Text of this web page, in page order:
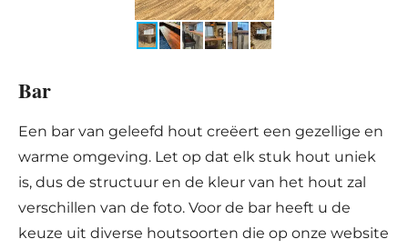
Bar
Een bar van geleefd hout creëert een gezellige en
warme omgeving. Let op dat elk stuk hout uniek
is, dus de structuur en de kleur van het hout zal
verschillen van de foto. Voor de bar heeft u de
keuze uit diverse houtsoorten die op onze website